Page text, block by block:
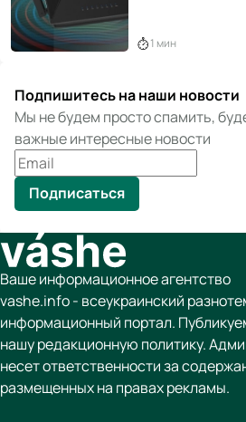
1 мин
Подпишитесь на наши новости
Мы не будем просто спамить,
важные интересные новости
Подписаться
Ваше информационное агентство
vashe.info - всеукраинский
информационный портал.
нашу редакционную политику.
несет ответственности за
размещенных на правах рекламы.